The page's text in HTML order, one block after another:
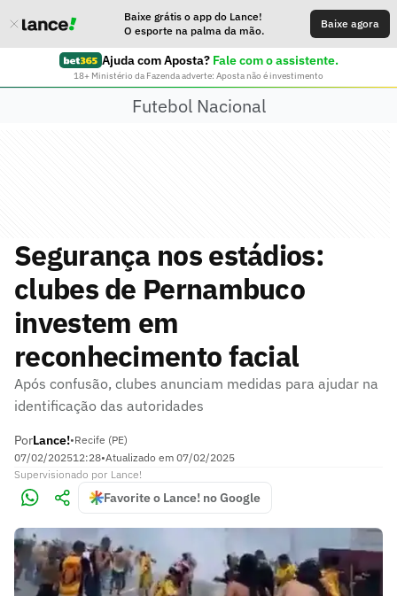
Baixe grátis o app do Lance!
O esporte na palma da mão.
Baixe agora
Ajuda com Aposta? Fale com o assistente.
18+ Ministério da Fazenda adverte: Aposta não é investimento
Futebol Nacional
Segurança nos estádios:
clubes de Pernambuco
investem em
reconhecimento facial
Após confusão, clubes anunciam medidas para ajudar na
identificação das autoridades
PorLance!•Recife (PE)
07/02/202512:28•Atualizado em 07/02/2025
Supervisionado por Lance!
Favorite o Lance! no Google